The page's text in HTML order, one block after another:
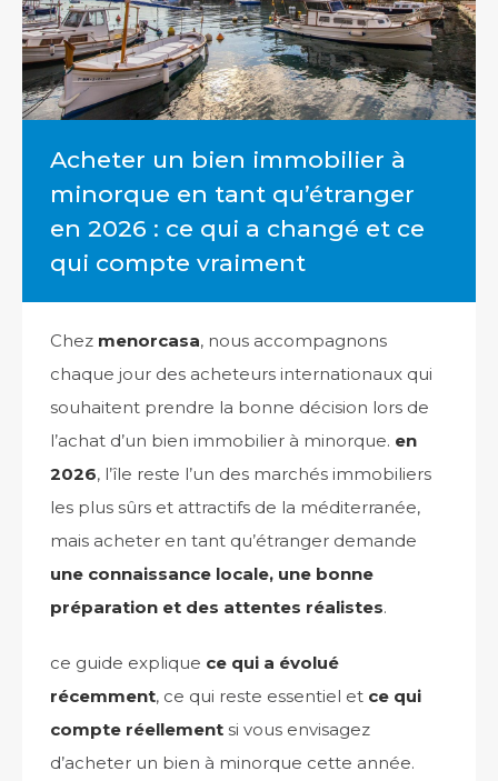
Acheter un bien immobilier à
minorque en tant qu’étranger
en 2026 : ce qui a changé et ce
qui compte vraiment
Chez menorcasa, nous accompagnons
chaque jour des acheteurs internationaux qui
souhaitent prendre la bonne décision lors de
l’achat d’un bien immobilier à minorque. en
2026, l’île reste l’un des marchés immobiliers
les plus sûrs et attractifs de la méditerranée,
mais acheter en tant qu’étranger demande
une connaissance locale, une bonne
préparation et des attentes réalistes.
ce guide explique ce qui a évolué
récemment, ce qui reste essentiel et ce qui
compte réellement si vous envisagez
d’acheter un bien à minorque cette année.